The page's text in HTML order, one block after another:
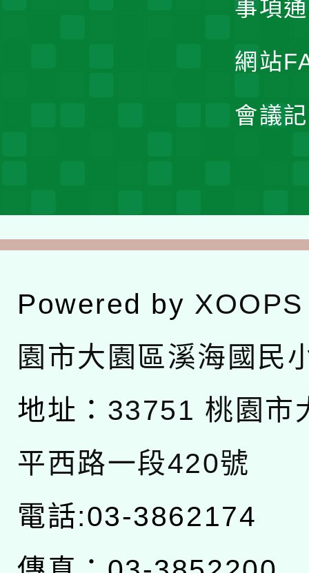
事項
網站
會議
Powered by XOOPS
園市大園區溪海國民
地址： 33751 桃園市
平西路一段420號
電話:03-3862174